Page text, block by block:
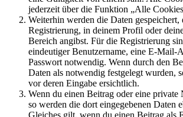
jederzeit über die Funktion „Alle
Weiterhin werden die Daten gespeichert,
Registrierung, in deinem Profil oder
Bereich angibst. Für die Registrierung
eindeutiger Benutzername, eine E-Mail-
Passwort notwendig. Wenn durch den
Daten als notwendig festgelegt wurden,
vor deren Eingabe ersichtlich.
Wenn du einen Beitrag oder eine private
so werden die dort eingegebenen Daten